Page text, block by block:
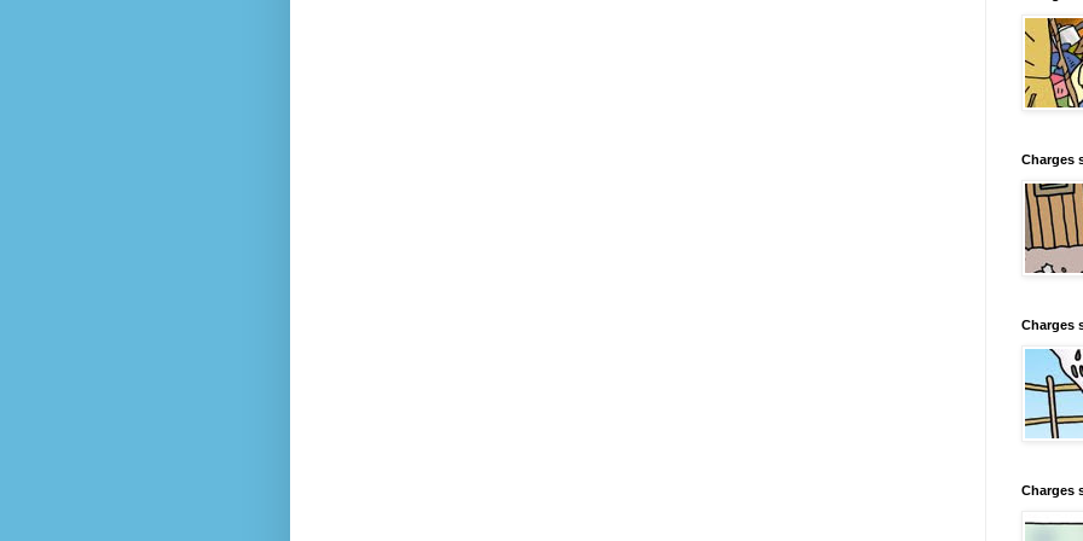
Charges
Charges
Charges